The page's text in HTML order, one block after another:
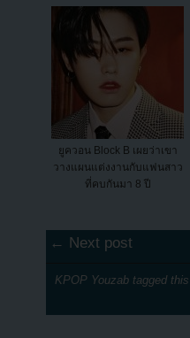
ยูควอน Block B เผยว่าเขา
วางแผนแต่งงานกับแฟนสาว
ที่คบกันมา 8 ปี
← Next post
KPOP Youzab tagged